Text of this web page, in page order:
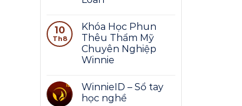
10
Th8
Khóa Học Phun
Thêu Thẩm Mỹ
Chuyên Nghiệp
Winnie
WinnieID – Sổ tay
học nghề